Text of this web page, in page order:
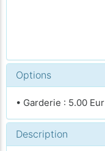
Options
• Garderie : 5.00 Eur
Description